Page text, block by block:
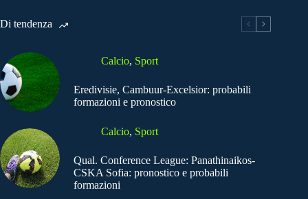
Di tendenza
Calcio, Sport
Eredivisie, Cambuur-Excelsior: probabili
formazioni e pronostico
Calcio, Sport
Qual. Conference League: Panathinaikos-
CSKA Sofia: pronostico e probabili
formazioni